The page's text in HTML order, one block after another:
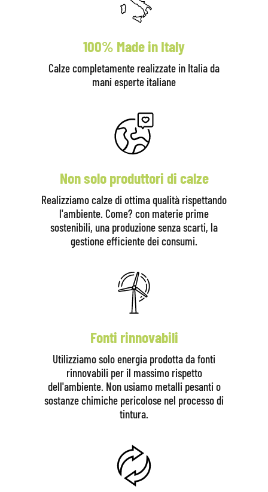
100% Made in Italy
Calze completamente realizzate in Italia da
mani esperte italiane
Non solo produttori di calze
Realizziamo calze di ottima qualità rispettando
l'ambiente. Come? con materie prime
sostenibili, una produzione senza scarti, la
gestione efficiente dei consumi.
Fonti rinnovabili
Utilizziamo solo energia prodotta da fonti
rinnovabili per il massimo rispetto
dell'ambiente. Non usiamo metalli pesanti o
sostanze chimiche pericolose nel processo di
tintura.